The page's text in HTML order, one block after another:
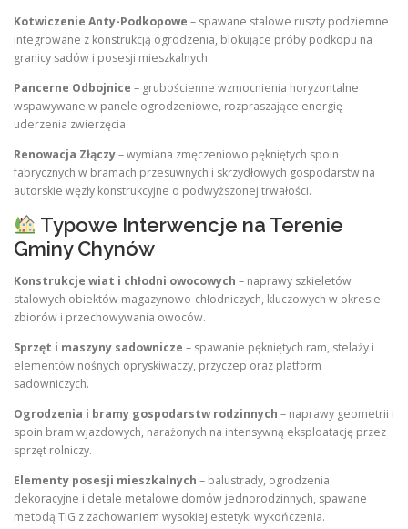
Kotwiczenie Anty-Podkopowe – spawane stalowe ruszty podziemne
integrowane z konstrukcją ogrodzenia, blokujące próby podkopu na
granicy sadów i posesji mieszkalnych.
Pancerne Odbojnice – grubościenne wzmocnienia horyzontalne
wspawywane w panele ogrodzeniowe, rozpraszające energię
uderzenia zwierzęcia.
Renowacja Złączy– wymiana zmęczeniowo pękniętych spoin
fabrycznych w bramach przesuwnych i skrzydłowych gospodarstw na
autorskie węzły konstrukcyjne o podwyższonej trwałości.
Typowe Interwencje na Terenie
Gminy Chynów
Konstrukcje wiat i chłodni owocowych – naprawy szkieletów
stalowych obiektów magazynowo-chłodniczych, kluczowych w okresie
zbiorów i przechowywania owoców.
Sprzęt i maszyny sadownicze – spawanie pękniętych ram, stelaży i
elementów nośnych opryskiwaczy, przyczep oraz platform
sadowniczych.
Ogrodzenia i bramy gospodarstw rodzinnych – naprawy geometrii i
spoin bram wjazdowych, narażonych na intensywną eksploatację przez
sprzęt rolniczy.
Elementy posesji mieszkalnych – balustrady, ogrodzenia
dekoracyjne i detale metalowe domów jednorodzinnych, spawane
metodą TIG z zachowaniem wysokiej estetyki wykończenia.